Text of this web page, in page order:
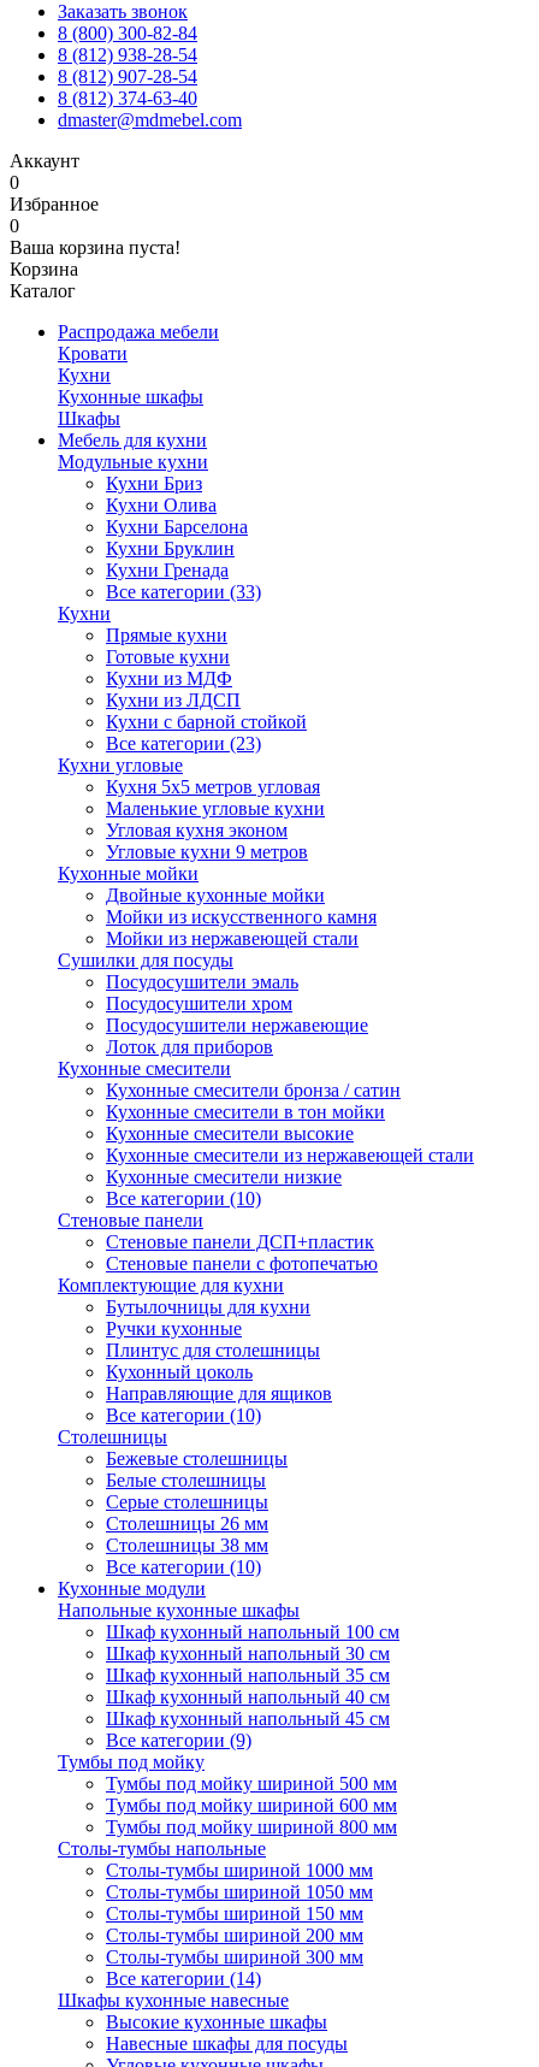
Заказать звонок
8 (800) 300-82-84
8 (812) 938-28-54
8 (812) 907-28-54
8 (812) 374-63-40
dmaster@mdmebel.com
Аккаунт
0
Избранное
0
Ваша корзина пуста!
Корзина
Каталог
Распродажа мебели
Кровати
Кухни
Кухонные шкафы
Шкафы
Мебель для кухни
Модульные кухни
Кухни Бриз
Кухни Олива
Кухни Барселона
Кухни Бруклин
Кухни Гренада
Все категории (33)
Кухни
Прямые кухни
Готовые кухни
Кухни из МДФ
Кухни из ЛДСП
Кухни с барной стойкой
Все категории (23)
Кухни угловые
Кухня 5х5 метров угловая
Маленькие угловые кухни
Угловая кухня эконом
Угловые кухни 9 метров
Кухонные мойки
Двойные кухонные мойки
Мойки из искусственного камня
Мойки из нержавеющей стали
Сушилки для посуды
Посудосушители эмаль
Посудосушители хром
Посудосушители нержавеющие
Лоток для приборов
Кухонные смесители
Кухонные смесители бронза / сатин
Кухонные смесители в тон мойки
Кухонные смесители высокие
Кухонные смесители из нержавеющей стали
Кухонные смесители низкие
Все категории (10)
Стеновые панели
Стеновые панели ДСП+пластик
Стеновые панели с фотопечатью
Комплектующие для кухни
Бутылочницы для кухни
Ручки кухонные
Плинтус для столешницы
Кухонный цоколь
Направляющие для ящиков
Все категории (10)
Столешницы
Бежевые столешницы
Белые столешницы
Серые столешницы
Столешницы 26 мм
Столешницы 38 мм
Все категории (10)
Кухонные модули
Напольные кухонные шкафы
Шкаф кухонный напольный 100 см
Шкаф кухонный напольный 30 см
Шкаф кухонный напольный 35 см
Шкаф кухонный напольный 40 см
Шкаф кухонный напольный 45 см
Все категории (9)
Тумбы под мойку
Тумбы под мойку шириной 500 мм
Тумбы под мойку шириной 600 мм
Тумбы под мойку шириной 800 мм
Столы-тумбы напольные
Столы-тумбы шириной 1000 мм
Столы-тумбы шириной 1050 мм
Столы-тумбы шириной 150 мм
Столы-тумбы шириной 200 мм
Столы-тумбы шириной 300 мм
Все категории (14)
Шкафы кухонные навесные
Высокие кухонные шкафы
Навесные шкафы для посуды